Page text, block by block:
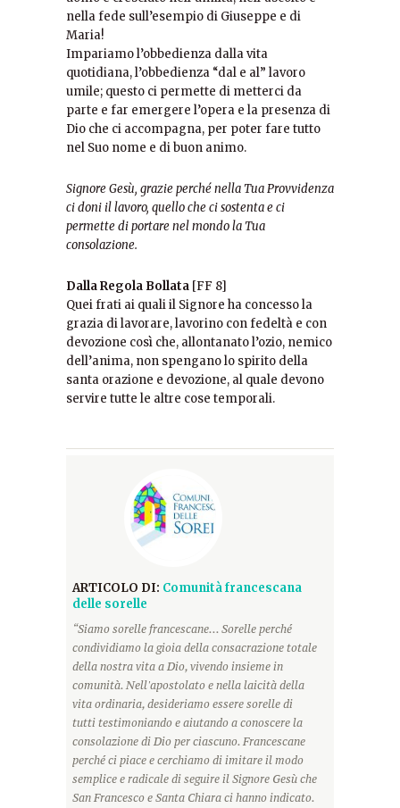
nella fede sull’esempio di Giuseppe e di
Maria!
Impariamo l’obbedienza dalla vita
quotidiana, l’obbedienza “dal e al” lavoro
umile; questo ci permette di metterci da
parte e far emergere l’opera e la presenza di
Dio che ci accompagna, per poter fare tutto
nel Suo nome e di buon animo.
Signore Gesù, grazie perché nella Tua Provvidenza
ci doni il lavoro, quello che ci sostenta e ci
permette di portare nel mondo la Tua
consolazione.
Dalla Regola Bollata [FF 8]
Quei frati ai quali il Signore ha concesso la
grazia di lavorare, lavorino con fedeltà e con
devozione così che, allontanato l’ozio, nemico
dell’anima, non spengano lo spirito della
santa orazione e devozione, al quale devono
servire tutte le altre cose temporali.
ARTICOLO DI: Comunità francescana
delle sorelle
“Siamo sorelle francescane... Sorelle perché
condividiamo la gioia della consacrazione totale
della nostra vita a Dio, vivendo insieme in
comunità. Nell'apostolato e nella laicità della
vita ordinaria, desideriamo essere sorelle di
tutti testimoniando e aiutando a conoscere la
consolazione di Dio per ciascuno. Francescane
perché ci piace e cerchiamo di imitare il modo
semplice e radicale di seguire il Signore Gesù che
San Francesco e Santa Chiara ci hanno indicato.